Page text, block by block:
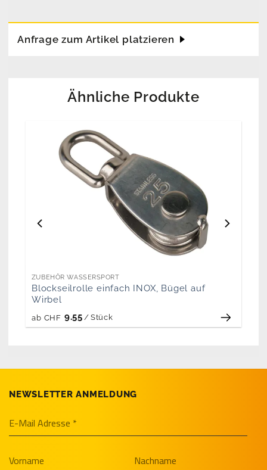
Anfrage zum Artikel platzieren
Ähnliche Produkte
ZUBEHÖR WASSERSPORT
Blockseilrolle einfach INOX, Bügel auf
Wirbel
ab CHF 9.55 / Stück
NEWSLETTER ANMELDUNG